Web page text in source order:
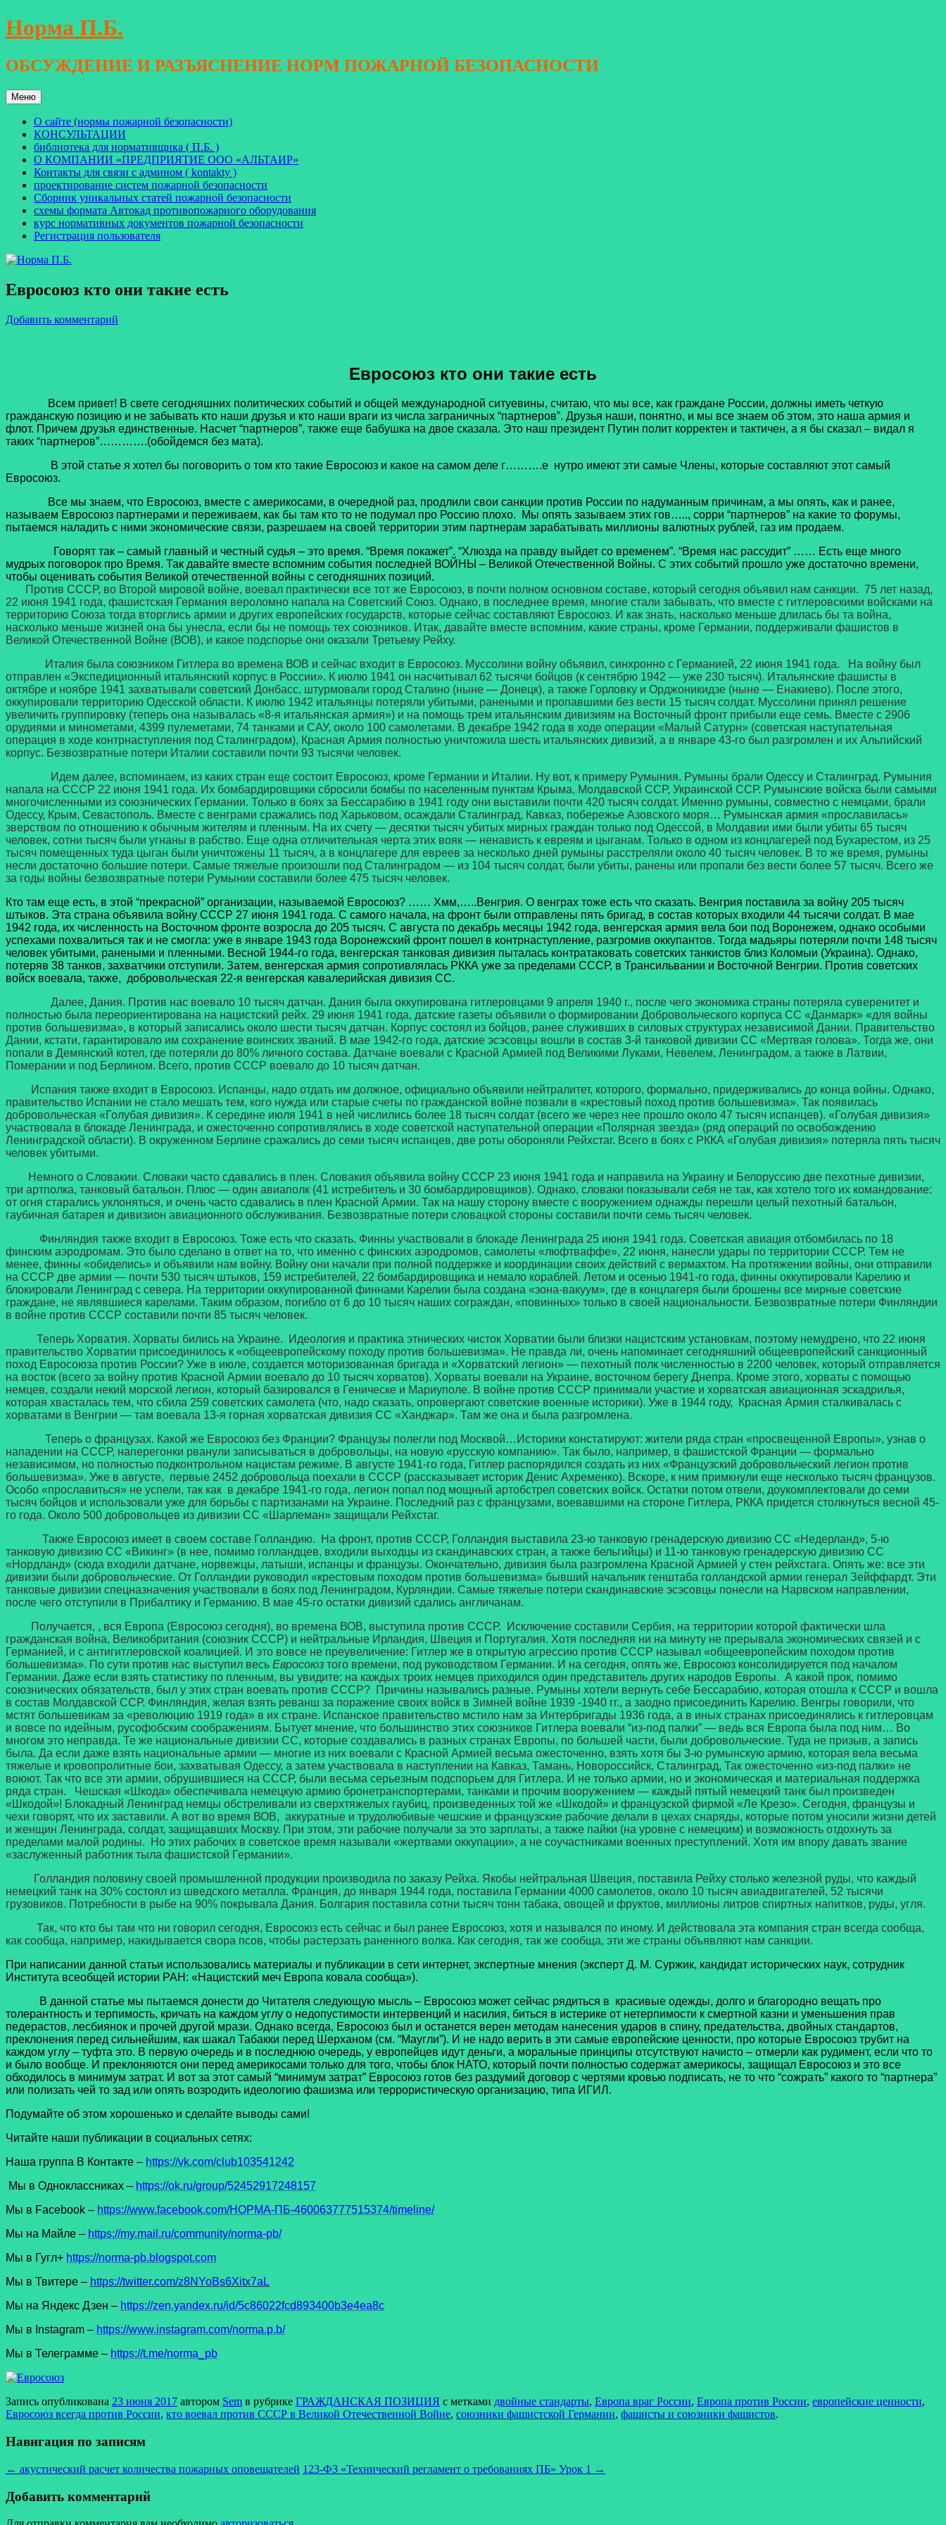
Перейти
к
Норма П.Б.
ОБСУЖДЕНИЕ И РАЗЪЯСНЕНИЕ НОРМ ПОЖАРНОЙ БЕЗОПАСНОСТИ
Меню
О сайте (нормы пожарной безопасности)
КОНСУЛЬТАЦИИ
библиотека для нормативщика ( П.Б. )
О КОМПАНИИ «ПРЕДПРИЯТИЕ ООО «АЛЬТАИР»
Контакты для связи с админом ( kontakty )
проектирование систем пожарной безопасности
Сборник уникальных статей пожарной безопасности
схемы формата Автокад противопожарного оборудования
курс нормативных документов пожарной безопасности
Регистрация пользователя
Евросоюз кто они такие есть
Добавить комментарий
Евросоюз кто они такие есть
Всем привет! В свете сегодняшних политических событий и общей международной ситуевины, считаю, что мы все, как граждане России, должны иметь четкую
гражданскую позицию и не забывать кто наши друзья и кто наши враги из числа заграничных “партнеров”. Друзья наши, понятно, и мы все знаем об этом, это наша армия и
флот. Причем друзья единственные. Насчет “партнеров”, также еще бабушка на двое сказала. Это наш президент Путин полит корректен и тактичен, а я бы сказал – видал я
таких “партнеров”………….(обойдемся без мата).
В этой статье я хотел бы поговорить о том кто такие Евросоюз и какое на самом деле г……….е нутро имеют эти самые Члены, которые составляют этот самый
Евросоюз.
Все мы знаем, что Евросоюз, вместе с америкосами, в очередной раз, продлили свои санкции против России по надуманным причинам, а мы опять, как и ранее,
называем Евросоюз партнерами и переживаем, как бы там кто то не подумал про Россию плохо. Мы опять зазываем этих гов….., сорри “партнеров” на какие то форумы,
пытаемся наладить с ними экономические связи, разрешаем на своей территории этим партнерам зарабатывать миллионы валютных рублей, газ им продаем.
Говорят так – самый главный и честный судья – это время. “Время покажет”. “Хлюзда на правду выйдет со временем”. “Время нас рассудит” …… Есть еще много
мудрых поговорок про Время. Так давайте вместе вспомним события последней ВОЙНЫ – Великой Отечественной Войны. С этих событий прошло уже достаточно времени,
чтобы оценивать события Великой отечественной войны с сегодняшних позиций.
Против СССР, во Второй мировой войне, воевал практически все тот же Евросоюз, в почти полном основном составе, который сегодня объявил нам санкции. 75 лет назад,
22 июня 1941 года, фашистская Германия вероломно напала на Советский Союз. Однако, в последнее время, многие стали забывать, что вместе с гитлеровскими войсками на
территорию Союза тогда вторглись армии и других европейских государств, которые сейчас составляют Евросоюз. И как знать, насколько меньше длилась бы та война,
насколько меньше жизней она бы унесла, если бы не помощь тех союзников. Итак, давайте вместе вспомним, какие страны, кроме Германии, поддерживали фашистов в
Великой Отечественной Войне (ВОВ), и какое подспорье они оказали Третьему Рейху.
Италия была союзником Гитлера во времена ВОВ и сейчас входит в Евросоюз. Муссолини войну объявил, синхронно с Германией, 22 июня 1941 года. На войну был
отправлен «Экспедиционный итальянский корпус в России». К июлю 1941 он насчитывал 62 тысячи бойцов (к сентябрю 1942 — уже 230 тысяч). Итальянские фашисты в
октябре и ноябре 1941 захватывали советский Донбасс, штурмовали город Сталино (ныне — Донецк), а также Горловку и Орджоникидзе (ныне — Енакиево). После этого,
оккупировали территорию Одесской области. К июлю 1942 итальянцы потеряли убитыми, ранеными и пропавшими без вести 15 тысяч солдат. Муссолини принял решение
увеличить группировку (теперь она называлась «8-я итальянская армия») и на помощь трем итальянским дивизиям на Восточный фронт прибыли еще семь. Вместе с 2906
орудиями и минометами, 4399 пулеметами, 74 танками и САУ, около 100 самолетами. В декабре 1942 года в ходе операции «Малый Сатурн» (советская наступательная
операция в ходе контрнаступления под Сталинградом), Красная Армия полностью уничтожила шесть итальянских дивизий, а в январе 43-го был разгромлен и их Альпийский
корпус. Безвозвратные потери Италии составили почти 93 тысячи человек.
Идем далее, вспоминаем, из каких стран еще состоит Евросоюз, кроме Германии и Италии. Ну вот, к примеру Румыния. Румыны брали Одессу и Сталинград. Румыния
напала на СССР 22 июня 1941 года. Их бомбардировщики сбросили бомбы по населенным пунктам Крыма, Молдавской ССР, Украинской ССР. Румынские войска были самыми
многочисленными из союзнических Германии. Только в боях за Бессарабию в 1941 году они выставили почти 420 тысяч солдат. Именно румыны, совместно с немцами, брали
Одессу, Крым, Севастополь. Вместе с венграми сражались под Харьковом, осаждали Сталинград, Кавказ, побережье Азовского моря… Румынская армия «прославилась»
зверством по отношению к обычным жителям и пленным. На их счету — десятки тысяч убитых мирных граждан только под Одессой, в Молдавии ими были убиты 65 тысяч
человек, сотни тысяч были угнаны в рабство. Еще одна отличительная черта этих вояк — ненависть к евреям и цыганам. Только в одном из концлагерей под Бухарестом, из 25
тысяч помещенных туда цыган были уничтожены 11 тысяч, а в концлагере для евреев за несколько дней румыны расстреляли около 40 тысяч человек. В то же время, румыны
несли достаточно большие потери. Самые тяжелые произошли под Сталинградом — из 104 тысяч солдат, были убиты, ранены или пропали без вести более 57 тысяч. Всего же
за годы войны безвозвратные потери Румынии составили более 475 тысяч человек.
Кто там еще есть, в этой “прекрасной” организации, называемой Евросоюз? …… Хмм,…..Венгрия. О венграх тоже есть что сказать. Венгрия поставила за войну 205 тысяч
штыков. Эта страна объявила войну СССР 27 июня 1941 года. С самого начала, на фронт были отправлены пять бригад, в состав которых входили 44 тысячи солдат. В мае
1942 года, их численность на Восточном фронте возросла до 205 тысяч. С августа по декабрь месяцы 1942 года, венгерская армия вела бои под Воронежем, однако особыми
успехами похвалиться так и не смогла: уже в январе 1943 года Воронежский фронт пошел в контрнаступление, разгромив оккупантов. Тогда мадьяры потеряли почти 148 тысяч
человек убитыми, ранеными и пленными. Весной 1944-го года, венгерская танковая дивизия пыталась контратаковать советских танкистов близ Коломыи (Украина). Однако,
потеряв 38 танков, захватчики отступили. Затем, венгерская армия сопротивлялась РККА уже за пределами СССР, в Трансильвании и Восточной Венгрии. Против советских
войск воевала, также, добровольческая 22-я венгерская кавалерийская дивизия СС.
Далее, Дания. Против нас воевало 10 тысяч датчан. Дания была оккупирована гитлеровцами 9 апреля 1940 г., после чего экономика страны потеряла суверенитет и
полностью была переориентирована на нацистский рейх. 29 июня 1941 года, датские газеты объявили о формировании Добровольческого корпуса СС «Данмарк» «для войны
против большевизма», в который записались около шести тысяч датчан. Корпус состоял из бойцов, ранее служивших в силовых структурах независимой Дании. Правительство
Дании, кстати, гарантировало им сохранение воинских званий. В мае 1942-го года, датские эсэсовцы вошли в состав 3-й танковой дивизии СС «Мертвая голова». Тогда же, они
попали в Демянский котел, где потеряли до 80% личного состава. Датчане воевали с Красной Армией под Великими Луками, Невелем, Ленинградом, а также в Латвии,
Померании и под Берлином. Всего, против СССР воевало до 10 тысяч датчан.
Испания также входит в Евросоюз. Испанцы, надо отдать им должное, официально объявили нейтралитет, которого, формально, придерживались до конца войны. Однако,
правительство Испании не стало мешать тем, кого нужда или старые счеты по гражданской войне позвали в «крестовый поход против большевизма». Так появилась
добровольческая «Голубая дивизия». К середине июля 1941 в ней числились более 18 тысяч солдат (всего же через нее прошло около 47 тысяч испанцев). «Голубая дивизия»
участвовала в блокаде Ленинграда, и ожесточенно сопротивлялись в ходе советской наступательной операции «Полярная звезда» (ряд операций по освобождению
Ленинградской области). В окруженном Берлине сражались до семи тысяч испанцев, две роты обороняли Рейхстаг. Всего в боях с РККА «Голубая дивизия» потеряла пять тысяч
человек убитыми.
Немного о Словакии. Словаки часто сдавались в плен. Словакия объявила войну СССР 23 июня 1941 года и направила на Украину и Белоруссию две пехотные дивизии,
три артполка, танковый батальон. Плюс — один авиаполк (41 истребитель и 30 бомбардировщиков). Однако, словаки показывали себя не так, как хотело того их командование:
от огня старались уклоняться, и очень часто сдавались в плен Красной Армии. Так на нашу сторону вместе с вооружением однажды перешли целый пехотный батальон,
гаубичная батарея и дивизион авиационного обслуживания. Безвозвратные потери словацкой стороны составили почти семь тысяч человек.
Финляндия также входит в Евросоюз. Тоже есть что сказать. Финны участвовали в блокаде Ленинграда 25 июня 1941 года. Советская авиация отбомбилась по 18
финским аэродромам. Это было сделано в ответ на то, что именно с финских аэродромов, самолеты «люфтваффе», 22 июня, нанесли удары по территории СССР. Тем не
менее, финны «обиделись» и объявили нам войну. Войну они начали при полной поддержке и координации своих действий с вермахтом. На протяжении войны, они отправили
на СССР две армии — почти 530 тысяч штыков, 159 истребителей, 22 бомбардировщика и немало кораблей. Летом и осенью 1941-го года, финны оккупировали Карелию и
блокировали Ленинград с севера. На территории оккупированной финнами Карелии была создана «зона-вакуум», где в концлагеря были брошены все мирные советские
граждане, не являвшиеся карелами. Таким образом, погибло от 6 до 10 тысяч наших сограждан, «повинных» только в своей национальности. Безвозвратные потери Финляндии
в войне против СССР составили почти 85 тысяч человек.
Теперь Хорватия. Хорваты бились на Украине. Идеология и практика этнических чисток Хорватии были близки нацистским установкам, поэтому немудрено, что 22 июня
правительство Хорватии присоединилось к «общеевропейскому походу против большевизма». Не правда ли, очень напоминает сегодняшний общеевропейский санкционный
поход Евросоюза против России? Уже в июле, создается моторизованная бригада и «Хорватский легион» — пехотный полк численностью в 2200 человек, который отправляется
на восток (всего за войну против Красной Армии воевало до 10 тысяч хорватов). Хорваты воевали на Украине, восточном берегу Днепра. Кроме этого, хорваты с помощью
немцев, создали некий морской легион, который базировался в Геническе и Мариуполе. В войне против СССР принимали участие и хорватская авиационная эскадрилья,
которая хвасталась тем, что сбила 259 советских самолета (что, надо сказать, опровергают советские военные историки). Уже в 1944 году, Красная Армия сталкивалась с
хорватами в Венгрии — там воевала 13-я горная хорватская дивизия СС «Ханджар». Там же она и была разгромлена.
Теперь о французах. Какой же Евросоюз без Франции? Французы полегли под Москвой…Историки констатируют: жители ряда стран «просвещенной Европы», узнав о
нападении на СССР, наперегонки рванули записываться в добровольцы, на новую «русскую компанию». Так было, например, в фашистской Франции — формально
независимом, но полностью подконтрольном нацистам режиме. В августе 1941-го года, Гитлер распорядился создать из них «Французский добровольческий легион против
большевизма». Уже в августе, первые 2452 добровольца поехали в СССР (рассказывает историк Денис Ахременко). Вскоре, к ним примкнули еще несколько тысяч французов.
Особо «прославиться» не успели, так как в декабре 1941-го года, легион попал под мощный артобстрел советских войск. Остатки потом отвели, доукомплектовали до семи
тысяч бойцов и использовали уже для борьбы с партизанами на Украине. Последний раз с французами, воевавшими на стороне Гитлера, РККА придется столкнуться весной 45-
го года. Около 500 добровольцев из дивизии СС «Шарлеман» защищали Рейхстаг.
Также Евросоюз имеет в своем составе Голландию. На фронт, против СССР, Голландия выставила 23-ю танковую гренадерскую дивизию СС «Недерланд», 5-ю
танковую дивизию СС «Викинг» (в нее, помимо голландцев, входили выходцы из скандинавских стран, а также бельгийцы) и 11-ю танковую гренадерскую дивизию СС
«Нордланд» (сюда входили датчане, норвежцы, латыши, испанцы и французы. Окончательно, дивизия была разгромлена Красной Армией у стен рейхстага. Опять же: все эти
дивизии были добровольческие. От Голландии руководил «крестовым походом против большевизма» бывший начальник генштаба голландской армии генерал Зейффардт. Эти
танковые дивизии спецназначения участвовали в боях под Ленинградом, Курляндии. Самые тяжелые потери скандинавские эсэсовцы понесли на Нарвском направлении,
после чего отступили в Прибалтику и Германию. В мае 45-го остатки дивизий сдались англичанам.
Получается, , вся Европа (Евросоюз сегодня), во времена ВОВ, выступила против СССР. Исключение составили Сербия, на территории которой фактически шла
гражданская война, Великобритания (союзник СССР) и нейтральные Ирландия, Швеция и Португалия. Хотя последняя ни на минуту не прерывала экономических связей и с
Германией, и с антигитлеровской коалицией. И это вовсе не преувеличение: Гитлер же в открытую агрессию против СССР называл «общеевропейским походом против
большевизма». По сути против нас выступил весь Евросоюз того времени, под руководством Германии. И на сегодня, опять же, Евросоюз консолидируется под началом
Германии. Даже если взять статистику по пленным, вы увидите: на каждых троих немцев приходился один представитель других народов Европы. А какой прок, помимо
союзнических обязательств, был у этих стран воевать против СССР? Причины назывались разные. Румыны хотели вернуть себе Бессарабию, которая отошла к СССР и вошла
в состав Молдавской ССР. Финляндия, желая взять реванш за поражение своих войск в Зимней войне 1939 -1940 гг., а заодно присоединить Карелию. Венгры говорили, что
мстят большевикам за «революцию 1919 года» в их стране. Испанское правительство мстило нам за Интербригады 1936 года, а в иных странах присоединялись к гитлеровцам
и вовсе по идейным, русофобским соображениям. Бытует мнение, что большинство этих союзников Гитлера воевали “из-под палки” — ведь вся Европа была под ним… Во
многом это неправда. Те же национальные дивизии СС, которые создавались в разных странах Европы, по большей части, были добровольческие. Туда не призыв, а запись
была. Да если даже взять национальные армии — многие из них воевали с Красной Армией весьма ожесточенно, взять хотя бы 3-ю румынскую армию, которая вела весьма
тяжелые и кровопролитные бои, захватывая Одессу, а затем участвовала в наступлении на Кавказ, Тамань, Новороссийск, Сталинград, Так ожесточенно «из-под палки» не
воюют. Так что все эти армии, обрушившиеся на СССР, были весьма серьезным подспорьем для Гитлера. И не только армии, но и экономическая и материальная поддержка
ряда стран. Чешская «Шкода» обеспечивала немецкую армию бронетранспортерами, танками и прочим вооружением — каждый пятый немецкий танк был произведен
«Шкодой»! Блокадный Ленинград немцы обстреливали из сверхтяжелых гаубиц, произведенных той же «Шкодой» и французской фирмой «Ле Крезо». Сегодня, французы и
чехи говорят, что их заставили. А вот во время ВОВ, аккуратные и трудолюбивые чешские и французские рабочие делали в цехах снаряды, которые потом уносили жизни детей
и женщин Ленинграда, солдат, защищавших Москву. При этом, эти рабочие получали за это зарплаты, а также пайки (на уровне с немецким) и возможность отдохнуть за
пределами малой родины. Но этих рабочих в советское время называли «жертвами оккупации», а не соучастниками военных преступлений. Хотя им впору давать звание
«заслуженный работник тыла фашистской Германии».
Голландия половину своей промышленной продукции производила по заказу Рейха. Якобы нейтральная Швеция, поставила Рейху столько железной руды, что каждый
немецкий танк на 30% состоял из шведского металла. Франция, до января 1944 года, поставила Германии 4000 самолетов, около 10 тысяч авиадвигателей, 52 тысячи
грузовиков. Потребности в рыбе на 90% покрывала Дания. Болгария поставила сотни тысяч тонн табака, овощей и фруктов, миллионы литров спиртных напитков, руды, угля.
Так, что кто бы там что ни говорил сегодня, Евросоюз есть сейчас и был ранее Евросоюз, хотя и назывался по иному. И действовала эта компания стран всегда сообща,
как сообща, например, накидывается свора псов, чтобы растерзать раненного волка. Как сегодня, так же сообща, эти же страны объявляют нам санкции.
При написании данной статьи использовались материалы и публикации в сети интернет, экспертные мнения (эксперт Д. М. Суржик, кандидат исторических наук, сотрудник
Института всеобщей истории РАН: «Нацистский меч Европа ковала сообща»).
В данной статье мы пытаемся донести до Читателя следующую мысль – Евросоюз может сейчас рядиться в красивые одежды, долго и благородно вещать про
толерантность и терпимость, кричать на каждом углу о недопустимости интервенций и насилия, биться в истерике от нетерпимости к смертной казни и уменьшения прав
педерастов, лесбиянок и прочей другой мрази. Однако всегда, Евросоюз был и останется верен методам нанесения ударов в спину, предательства, двойных стандартов,
преклонения перед сильнейшим, как шакал Табакки перед Шерханом (см. “Маугли”). И не надо верить в эти самые европейские ценности, про которые Евросоюз трубит на
каждом углу – туфта это. В первую очередь и в последнюю очередь, у европейцев идут деньги, а моральные принципы отсутствуют начисто – отмерли как рудимент, если что то
и было вообще. И преклоняются они перед америкосами только для того, чтобы блок НАТО, который почти полностью содержат америкосы, защищал Евросоюз и это все
обходилось в минимум затрат. И вот за этот самый “минимум затрат” Евросоюз готов без раздумий договор с чертями кровью подписать, не то что “сожрать” какого то “партнера”
или полизать чей то зад или опять возродить идеологию фашизма или террористическую организацию, типа ИГИЛ.
Подумайте об этом хорошенько и сделайте выводы сами!
Читайте наши публикации в социальных сетях:
Наша группа В Контакте – https://vk.com/club103541242
Мы в Одноклассниках – https://ok.ru/group/52452917248157
Мы в Facеbook – https://www.facebook.com/НОРМА-ПБ-460063777515374/timeline/
Мы на Майле – https://my.mail.ru/community/norma-pb/
Мы в Гугл+ https://norma-pb.blogspot.com
Мы в Твитере – https://twitter.com/z8NYoBs6Xitx7aL
Мы на Яндекс Дзен – https://zen.yandex.ru/id/5c86022fcd893400b3e4ea8c
Мы в Instagram – https://www.instagram.com/norma.p.b/
Мы в Телеграмме – https://t.me/norma_pb
Запись опубликована 23 июня 2017 автором Sem в рубрике ГРАЖДАНСКАЯ ПОЗИЦИЯ с метками двойные стандарты, Европа враг России, Европа против России, европейские ценности,
Евросоюз всегда против России, кто воевал против СССР в Великой Отечественной Войне, союзники фашистской Германии, фашисты и союзники фашистов.
Навигация по записям
← акустический расчет количества пожарных оповещателей 123-ФЗ «Технический регламент о требованиях ПБ» Урок 1 →
Добавить комментарий